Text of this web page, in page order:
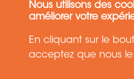
Nous utilisons des
améliorer votre
En cliquant sur le
acceptez que nous le
Politique de
Conditions